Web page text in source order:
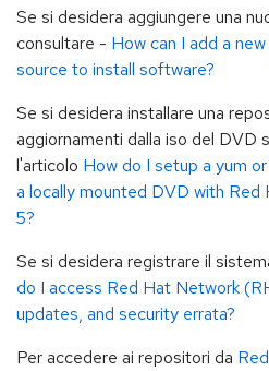
Se si desidera aggiungere una
consultare - How can I add a
source to install software?
Se si desidera installare una
aggiornamenti dalla iso del DVD
l'articolo How do I setup a yum
a locally mounted DVD with
5?
Se si desidera registrare il
do I access Red Hat Network
updates, and security errata?
Per accedere ai repositori da